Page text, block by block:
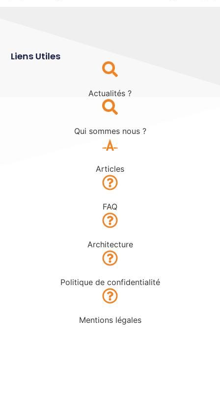
Liens Utiles
Actualités ?
Qui sommes nous ?
Articles
FAQ
Architecture
Politique de confidentialité
Mentions légales